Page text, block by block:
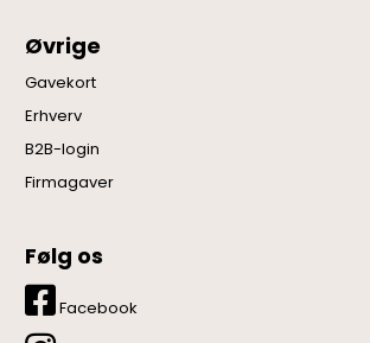
Øvrige
Gavekort
Erhverv
B2B-login
Firmagaver
Følg os
Facebook